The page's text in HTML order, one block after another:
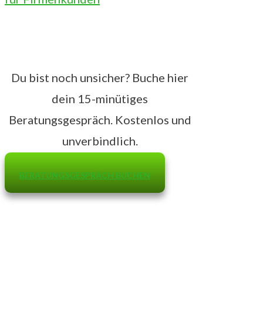
Du bist noch unsicher? Buche hier
dein 15-minütiges
Beratungsgespräch. Kostenlos und
unverbindlich.
BERATUNGSGESPRÄCH BUCHEN